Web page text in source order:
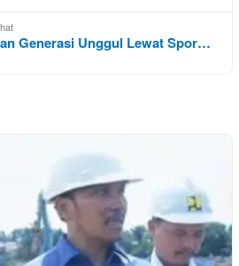
Generasi Unggul Lewat Spor…